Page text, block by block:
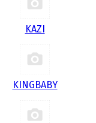
KAZI
KINGBABY